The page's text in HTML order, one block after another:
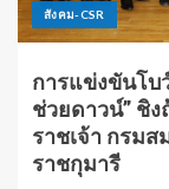
สังคม-CSR
การแข่งขันโบ
ช่วยดาวน์” ชิ
ราชเจ้า กรม
ราชกุมารี